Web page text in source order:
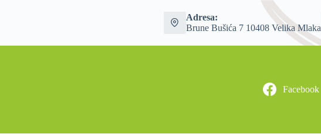
Adresa:
Brune Bušića 7 10408 Velika Mlaka
Facebook